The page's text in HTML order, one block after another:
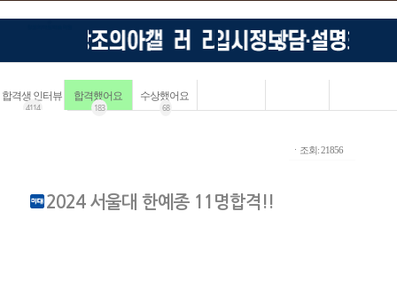
합격생 인터뷰
4114
합격했어요
183
수상했어요
68
ㆍ조회: 21856
2024 서울대 한예종 11명합격!!